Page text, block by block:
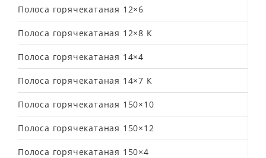
Полоса горячекатаная 12×6
Полоса горячекатаная 12×8 К
Полоса горячекатаная 14×4
Полоса горячекатаная 14×7 К
Полоса горячекатаная 150×10
Полоса горячекатаная 150×12
Полоса горячекатаная 150×4